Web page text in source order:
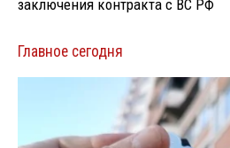
заключения контракта с ВС РФ
Главное сегодня